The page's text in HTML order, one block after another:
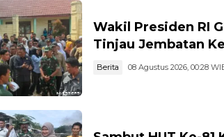
Wakil Presiden RI
Tinjau Jembatan
Berita 08 Agustus 2026, 00:28